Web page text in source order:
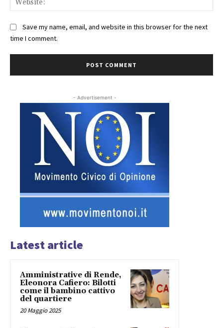
Save my name, email, and website in this browser for the next
time I comment.
- Advertisement -
Latest article
Amministrative di Rende,
Eleonora Cafiero: Bilotti
come il bambino cattivo
del quartiere
20 Maggio 2025